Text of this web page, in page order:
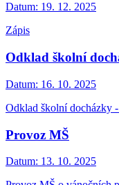
Datum: 19. 12. 2025
Zápis
Odklad školní
Datum: 16. 10. 2025
Odklad školní docházky -
Provoz MŠ
Datum: 13. 10. 2025